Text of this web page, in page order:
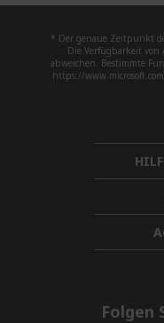
* Der genaue Zeitpunkt
Die Verfügbarkeit von
abweichen. Bestimmte
https://
Folgen